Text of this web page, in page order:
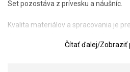
Set pozostáva z prívesku a náušníc.
Kvalita materiálov a spracovania je
Čítať ďalej/Zobraziť